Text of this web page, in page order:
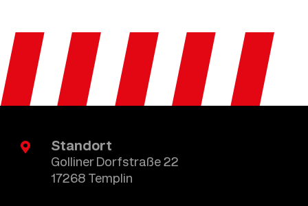
Standort
Golliner Dorfstraße 22
17268 Templin